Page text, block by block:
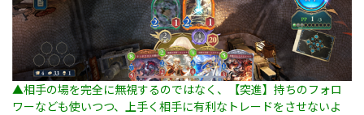
▲相手の場を完全に無視するのではなく、【突進】持ちのフォロ
ワーなども使いつつ、上手く相手に有利なトレードをさせないよ